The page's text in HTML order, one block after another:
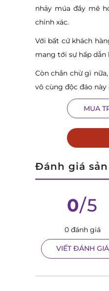
nhảy múa đầy mê
chính xác.
Với bất cứ khách
mang tới sự hấp dẫn
Còn chần chừ gì
vô cùng độc đáo này
MUA
Đánh giá
0/5
0 đánh giá
VIẾT ĐÁNH GIÁ